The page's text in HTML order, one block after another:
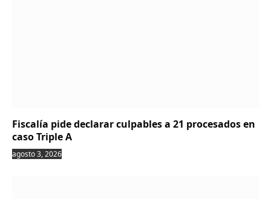
Fiscalía pide declarar culpables a 21 procesados en
caso Triple A
agosto 3, 2026